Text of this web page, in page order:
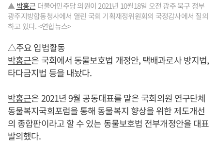
▲박홍근 더불어민주당 의원이 2021년 10월18일 오전 광주 북구 정부
광주지방합동청사에서 열린 국회 기획재정위원회의 국정감사에서 질의
하고 있다. <연합뉴스>
△주요 입법활동
박홍근은 국회에서 동물보호법 개정안, 택배과로사 방지법,
타다금지법 등을 내놨다.
박홍근은 2021년 9월 공동대표를 맡은 국회의원 연구단체
동물복지국회포럼을 통해 동물복지 향상을 위한 제도개선
의 종합판이라고 할 수 있는 동물보호법 전부개정안을 대표
발의했다.